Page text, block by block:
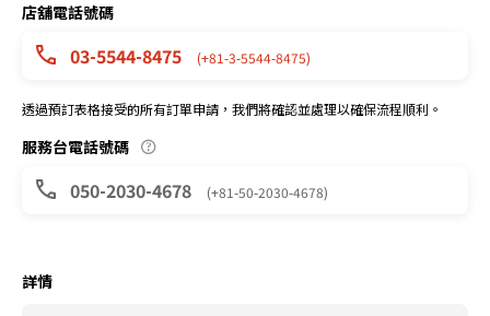
店舖電話號碼
03-5544-8475 (+81-3-5544-8475)
透過預訂表格接受的所有訂單申請，我們將確認並處理以確保流程順利。
服務台電話號碼
050-2030-4678 (+81-50-2030-4678)
詳情